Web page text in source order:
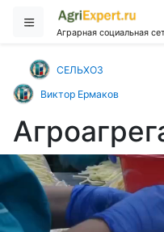
Аграрная социальная
СЕЛЬХОЗ
Виктор Ермаков